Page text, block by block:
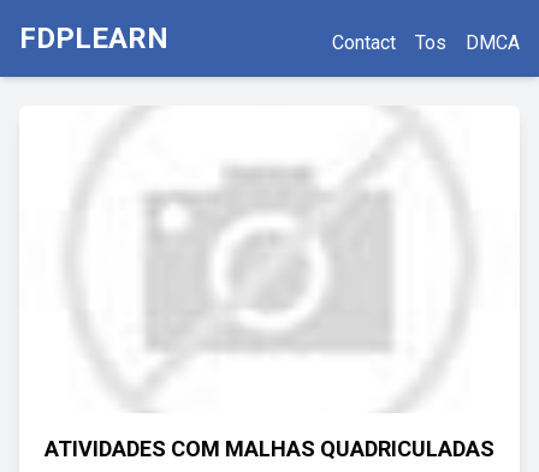
FDPLEARN Contact Tos DMCA
ATIVIDADES COM MALHAS QUADRICULADAS